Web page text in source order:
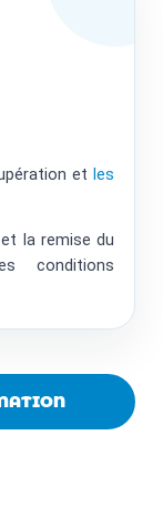
et les
la remise du
conditions